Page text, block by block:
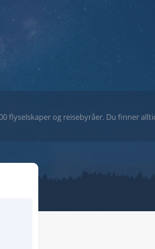
flyselskaper og reisebyråer. Du finner